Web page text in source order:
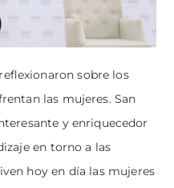
sobre los
las mujeres. San
y enriquecedor
en torno a las
hoy en día las mujeres